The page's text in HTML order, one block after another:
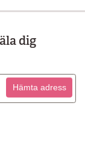
dig
Hämta adress